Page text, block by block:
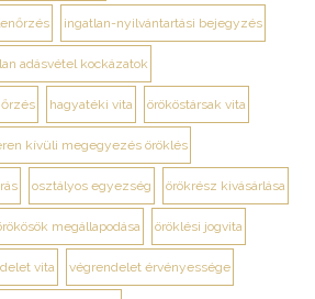
ingatlan-nyilvántartási bejegyzés
adásvétel kockázatok
hagyatéki vita örököstársak vita
kívüli megegyezés öröklés
osztályos egyezség örökrész kivásárlása
megállapodása öröklési jogvita
vita végrendelet érvényessége